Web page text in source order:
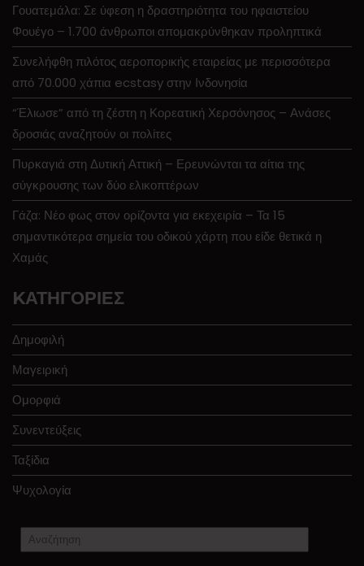
Γουατεμάλα: Σε ύφεση η δραστηριότητα του ηφαιστείου
Φουέγο – 1.700 άνθρωποι απομακρύνθηκαν προληπτικά
Συνελήφθη πιλότος αεροπορικής εταιρείας με περισσότερα
από 70.000 χάπια ecstasy στην Ινδονησία
“Έλιωσε” από τη ζέστη η Κορεατική Χερσόνησος – Ανάσες
δροσιάς αναζητούν οι πολίτες
Πυρκαγιά στη Δυτική Αττική – Ερευνώνται τα αίτια της
σύγκρουσης των δύο ελικοπτέρων
Γάζα: Νέο φως στον ορίζοντα για εκεχειρία – Τα 15
σημαντικότερα σημεία του οδικού χάρτη που είδε θετικά η
Χαμάς
KΑΤΗΓΟΡΊΕΣ
Δημοφιλή
Μαγειρική
Ομορφιά
Συνεντεύξεις
Ταξίδια
Ψυχολογία